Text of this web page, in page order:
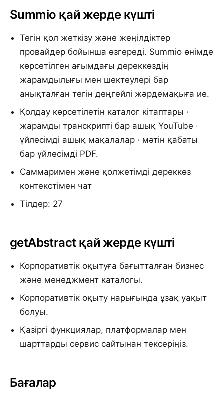
Summio қай жерде күшті
Тегін қол жеткізу және жеңілдіктер
провайдер бойынша өзгереді. Summio өнімде
көрсетілген ағымдағы дереккөздің
жарамдылығы мен шектеулері бар
анықталған тегін деңгейлі жәрдемақыға ие.
Қолдау көрсетілетін каталог кітаптары ·
жарамды транскрипті бар ашық YouTube ·
үйлесімді ашық мақалалар · мәтін қабаты
бар үйлесімді PDF.
Саммаримен және қолжетімді дереккөз
контекстімен чат
Тілдер: 27
getAbstract қай жерде күшті
Корпоративтік оқытуға бағытталған бизнес
және менеджмент каталогы.
Корпоративтік оқыту нарығында ұзақ уақыт
болуы.
Қазіргі функциялар, платформалар мен
шарттарды сервис сайтынан тексеріңіз.
Бағалар